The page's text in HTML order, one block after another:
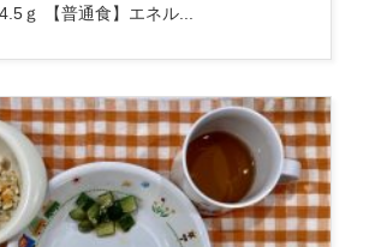
ｇ 【普通食】エネル...